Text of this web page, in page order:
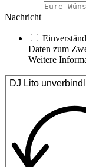
Nachricht
Daten zum
Weitere
DJ Lito